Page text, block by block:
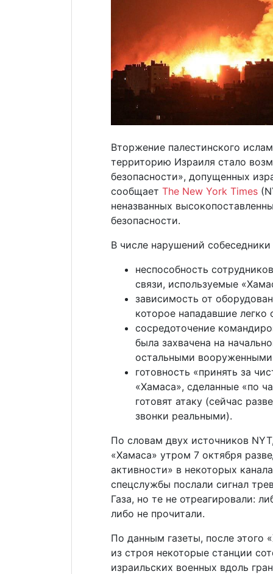
Вторжение палестинского
территорию Израиля стало
безопасности», допущенных
сообщает The New York Times
неназванных
безопасности.
В числе нарушений собеседники
неспособность
связи, используемые
зависимость от
которое нападавшие легко
сосредоточение
была захвачена на
остальными
готовность «принять за
«Хамаса», сделанные «по
готовят атаку (сейчас
звонки реальными).
По словам двух источников
«Хамаса» утром 7 октября
активности» в некоторых
спецслужбы послали сигнал
Газа, но те не отреагировали:
либо не прочитали.
По данным газеты, после этого
из строя некоторые станции
израильских военных вдоль